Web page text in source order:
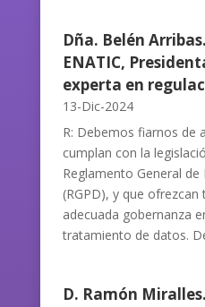
Dña. Belén
ENATIC,
experta en
13-Dic-2024
R: Debemos fiarnos de
cumplan con la
Reglamento General
(RGPD), y que ofrezcan
adecuada gobernanza
tratamiento de datos.
D. Ramón